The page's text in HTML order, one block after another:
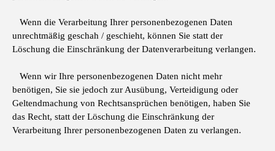
Wenn die Verarbeitung Ihrer personenbezogenen Daten
unrechtmäßig geschah / geschieht, können Sie statt der
Löschung die Einschränkung der Datenverarbeitung verlangen.
Wenn wir Ihre personenbezogenen Daten nicht mehr
benötigen, Sie sie jedoch zur Ausübung, Verteidigung oder
Geltendmachung von Rechtsansprüchen benötigen, haben Sie
das Recht, statt der Löschung die Einschränkung der
Verarbeitung Ihrer personenbezogenen Daten zu verlangen.